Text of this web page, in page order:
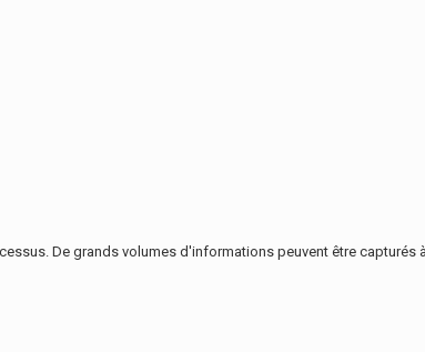
De grands volumes d'informations peuvent être capturés